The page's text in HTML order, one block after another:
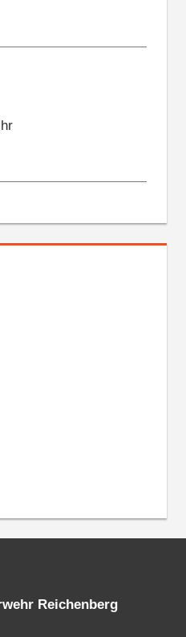
Reichenberg